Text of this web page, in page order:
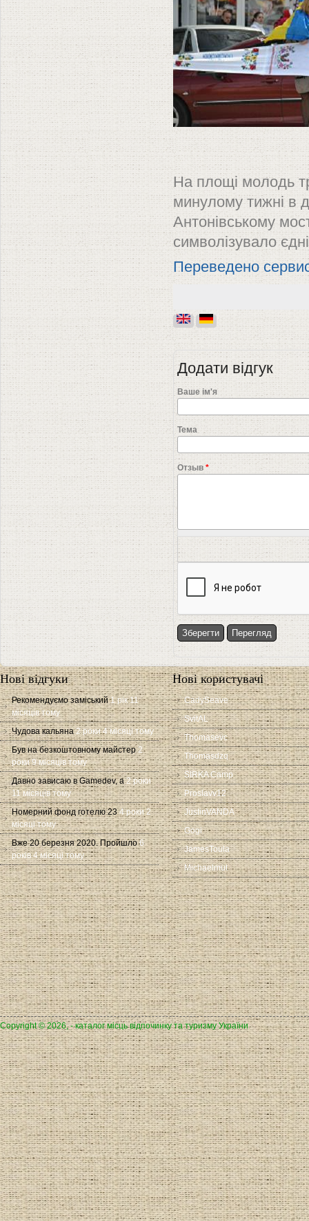
На площі молодь
минулому тижні в
Антонівському
символізувало
Переведено
Додати відгук
Ваше ім'я
Тема
Отзыв *
Нові відгуки
Рекомендуємо заміський 1 рік 11
місяців тому
Чудова кальяна 2 роки 4 місяці тому
Був на безкоштовному майстер 2
роки 9 місяців тому
Давно зависаю в Gamedev, а 2 роки
11 місяців тому
Номерний фонд готелю 23 4 роки 2
місяці тому
Вже 20 березня 2020. Пройшло 6
років 4 місяці тому
Нові користувачі
CadySeave
SvitAL
Thomasevc
Thomasdzq
SIRKA Camp
Proslavv12
JustinVANDA
Gogi
JamesToula
Michaelmut
Copyright © 2026, - каталог місць відпочинку та туризму України